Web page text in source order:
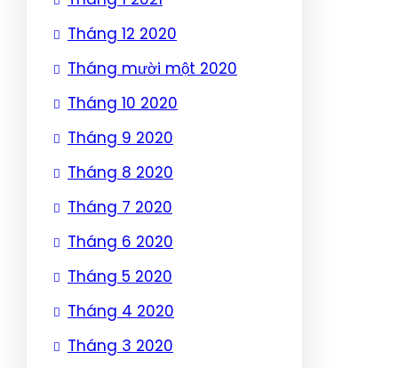
Tháng 12 2020
Tháng mười một 2020
Tháng 10 2020
Tháng 9 2020
Tháng 8 2020
Tháng 7 2020
Tháng 6 2020
Tháng 5 2020
Tháng 4 2020
Tháng 3 2020